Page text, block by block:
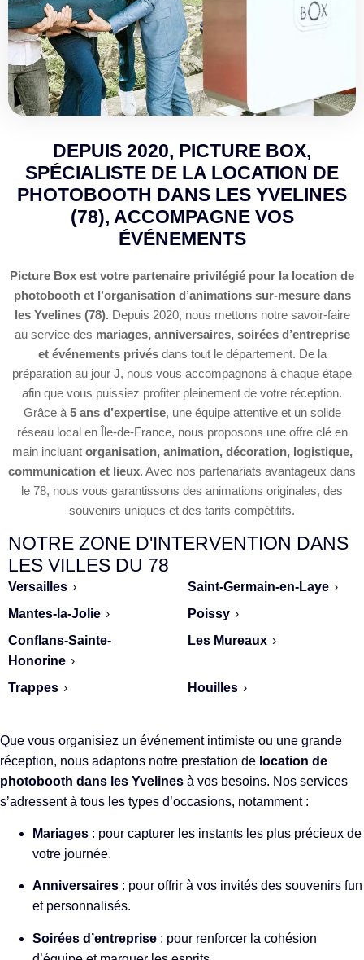
DEPUIS 2020, PICTURE BOX,
SPÉCIALISTE DE LA LOCATION DE
PHOTOBOOTH DANS LES YVELINES
(78), ACCOMPAGNE VOS
ÉVÉNEMENTS
Picture Box est votre partenaire privilégié pour la location de
photobooth et l’organisation d’animations sur-mesure dans
les Yvelines (78). Depuis 2020, nous mettons notre savoir-faire
au service des mariages, anniversaires, soirées d’entreprise
et événements privésdans tout le département. De la
préparation au jour J, nous vous accompagnons à chaque étape
afin que vous puissiez profiter pleinement de votre réception.
Grâce à 5 ans d’expertise, une équipe attentive et un solide
réseau local en Île-de-France, nous proposons une offre clé en
main incluant organisation, animation, décoration, logistique,
communication et lieux. Avec nos partenariats avantageux dans
le 78, nous vous garantissons des animations originales, des
souvenirs uniques et des tarifs compétitifs.
NOTRE ZONE D'INTERVENTION DANS
LES VILLES DU 78
Versailles › Saint-Germain-en-Laye ›
Mantes-la-Jolie › Poissy ›
Conflans-Sainte-
Honorine ›
Les Mureaux ›
Trappes › Houilles ›
Que vous organisiez un événement intimiste ou une grande
réception, nous adaptons notre prestation de location de
photobooth dans les Yvelines à vos besoins. Nos services
s’adressent à tous les types d’occasions, notamment :
Mariages : pour capturer les instants les plus précieux de
votre journée.
Anniversaires : pour offrir à vos invités des souvenirs fun
et personnalisés.
Soirées d’entreprise : pour renforcer la cohésion